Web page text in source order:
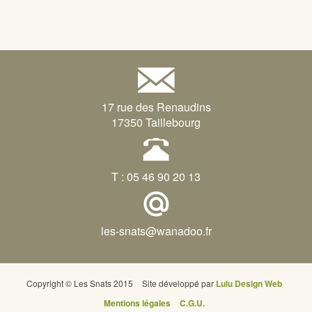
17 rue des Renaudins
17350 Taillebourg
T : 05 46 90 20 13
les-snats@wanadoo.fr
Copyright © Les Snats 2015 Site développé par Lulu Design Web
Mentions légales
C.G.U.